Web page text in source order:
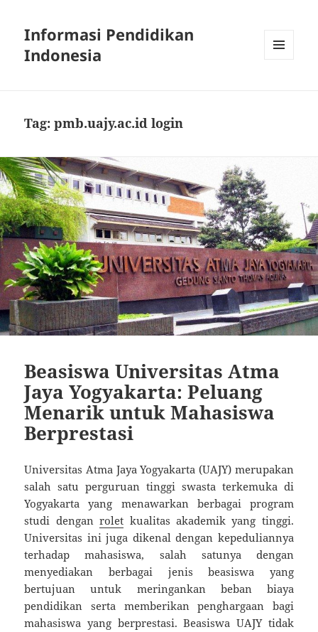
Informasi Pendidikan
Indonesia
Tag:pmb.uajy.ac.id login
Beasiswa Universitas Atma
Jaya Yogyakarta: Peluang
Menarik untuk Mahasiswa
Berprestasi
Universitas Atma Jaya Yogyakarta (UAJY) merupakan
salah satu perguruan tinggi swasta terkemuka di
Yogyakarta yang menawarkan berbagai program
studi denganrolet kualitas akademik yang tinggi.
Universitas ini juga dikenal dengan kepeduliannya
terhadap mahasiswa, salah satunya dengan
menyediakan berbagai jenis beasiswa yang
bertujuan untuk meringankan beban biaya
pendidikan serta memberikan penghargaan bagi
mahasiswa yang berprestasi. Beasiswa UAJY tidak